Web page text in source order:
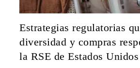
Estrategias regulatorias
diversidad y compras
la RSE de Estados Unidos